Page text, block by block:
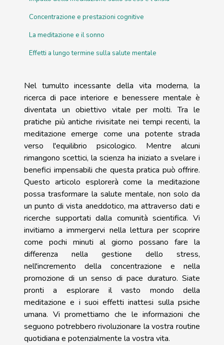
Concentrazione e prestazioni cognitive
La meditazione e il sonno
Effetti a lungo termine sulla salute mentale
Nel tumulto incessante della vita moderna, la
ricerca di pace interiore e benessere mentale è
diventata un obiettivo vitale per molti. Tra le
pratiche più antiche rivisitate nei tempi recenti, la
meditazione emerge come una potente strada
verso l'equilibrio psicologico. Mentre alcuni
rimangono scettici, la scienza ha iniziato a svelare i
benefici impensabili che questa pratica può offrire.
Questo articolo esplorerà come la meditazione
possa trasformare la salute mentale, non solo da
un punto di vista aneddotico, ma attraverso dati e
ricerche supportati dalla comunità scientifica. Vi
invitiamo a immergervi nella lettura per scoprire
come pochi minuti al giorno possano fare la
differenza nella gestione dello stress,
nell'incremento della concentrazione e nella
promozione di un senso di pace duraturo. Siate
pronti a esplorare il vasto mondo della
meditazione e i suoi effetti inattesi sulla psiche
umana. Vi promettiamo che le informazioni che
seguono potrebbero rivoluzionare la vostra routine
quotidiana e potenzialmente la vostra vita.